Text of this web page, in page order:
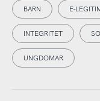
BARN E-
INTEGRITET
UNGDOMAR